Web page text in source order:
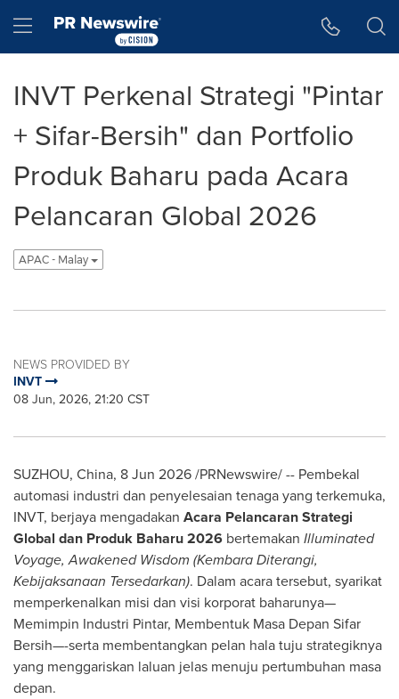
Hamburger menu
INVT Perkenal Strategi "Pintar
+ Sifar-Bersih" dan Portfolio
Produk Baharu pada Acara
Pelancaran Global 2026
APAC - Malay
NEWS PROVIDED BY
INVT
08 Jun, 2026, 21:20 CST
SUZHOU, China, 8 Jun 2026 /PRNewswire/ -- Pembekal
automasi industri dan penyelesaian tenaga yang terkemuka,
INVT, berjaya mengadakan Acara Pelancaran Strategi
Global dan Produk Baharu 2026 bertemakan Illuminated
Voyage, Awakened Wisdom (Kembara Diterangi,
Kebijaksanaan Tersedarkan). Dalam acara tersebut, syarikat
memperkenalkan misi dan visi korporat baharunya—
Memimpin Industri Pintar, Membentuk Masa Depan Sifar
Bersih—-serta membentangkan pelan hala tuju strategiknya
yang menggariskan laluan jelas menuju pertumbuhan masa
depan.